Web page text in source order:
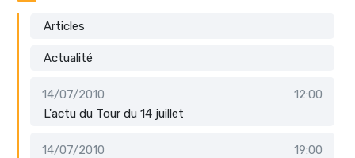
Articles
Actualité
14/07/2010
12:00
L'actu du Tour du 14 juillet
14/07/2010
19:00